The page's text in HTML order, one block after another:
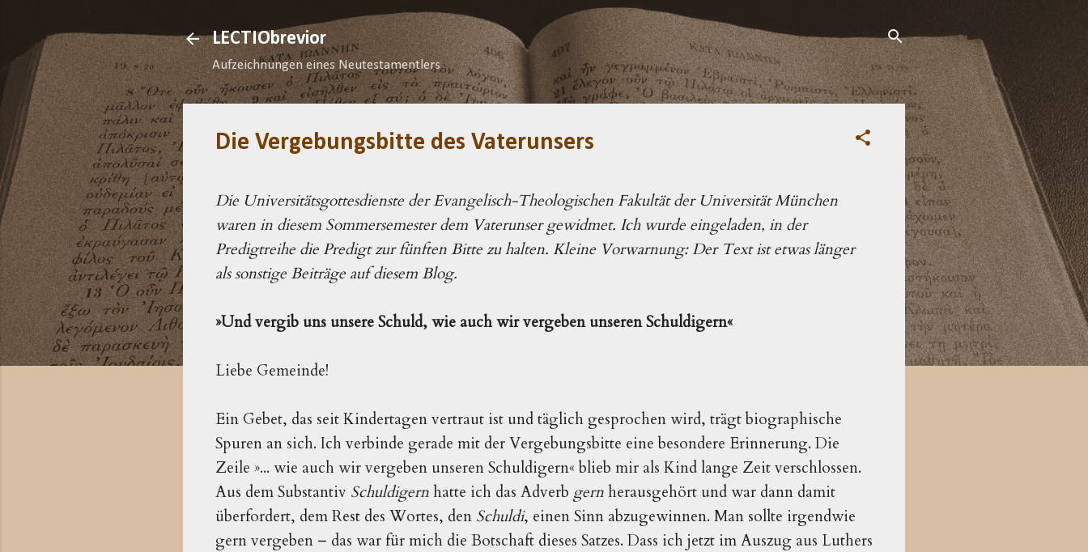
Direkt zum Hauptbereich
LECTIObrevior
Aufzeichnungen eines Neutestamentlers
Die Vergebungsbitte des Vaterunsers
Die Universitätsgottesdienste der Evangelisch-Theologischen Fakultät der Universität München
waren in diesem Sommersemester dem Vaterunser gewidmet. Ich wurde eingeladen, in der
Predigtreihe die Predigt zur fünften Bitte zu halten. Kleine Vorwarnung: Der Text ist etwas länger
als sonstige Beiträge auf diesem Blog.
»Und vergib uns unsere Schuld, wie auch wir vergeben unseren Schuldigern«
Liebe Gemeinde!
Ein Gebet, das seit Kindertagen vertraut ist und täglich gesprochen wird, trägt biographische
Spuren an sich. Ich verbinde gerade mit der Vergebungsbitte eine besondere Erinnerung. Die
Zeile »... wie auch wir vergeben unseren Schuldigern« blieb mir als Kind lange Zeit verschlossen.
Aus dem Substantiv Schuldigernhatte ich das Adverb gernherausgehört und war dann damit
überfordert, dem Rest des Wortes, den Schuldi, einen Sinn abzugewinnen. Man sollte irgendwie
gern vergeben – das war für mich die Botschaft dieses Satzes. Dass ich jetzt im Auszug aus Luthers